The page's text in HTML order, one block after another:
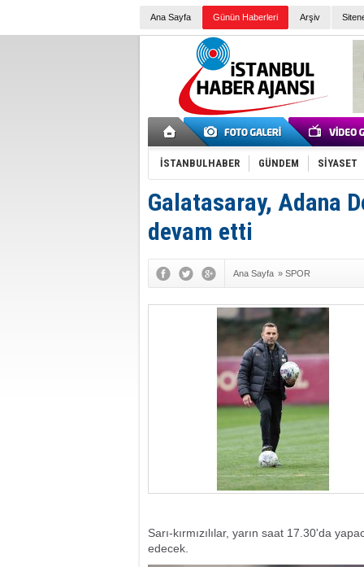
Ana Sayfa Günün Haberleri Arşiv
İSTANBULHABER GÜNDEM SİYASET
Galatasaray, Adana
devam etti
Ana Sayfa » SPOR
Sarı-kırmızılılar, yarın saat 17.30'da
edecek.